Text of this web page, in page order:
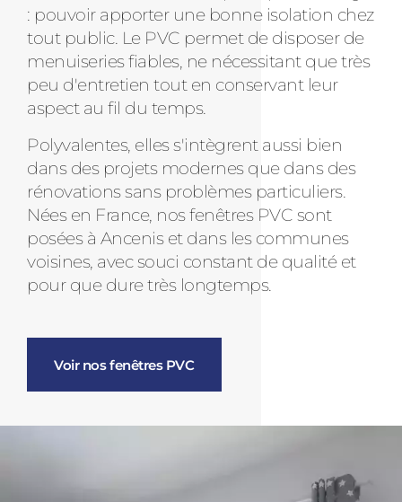
: pouvoir apporter une bonne isolation chez
tout public. Le PVC permet de disposer de
menuiseries fiables, ne nécessitant que très
peu d'entretien tout en conservant leur
aspect au fil du temps.
Polyvalentes, elles s'intègrent aussi bien
dans des projets modernes que dans des
rénovations sans problèmes particuliers.
Nées en France, nos fenêtres PVC sont
posées à Ancenis et dans les communes
voisines, avec souci constant de qualité et
pour que dure très longtemps.
Voir nos fenêtres PVC